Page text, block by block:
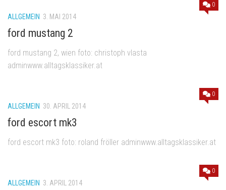
0
ALLGEMEIN 3. MAI 2014
ford mustang 2
ford mustang 2, wien foto: christoph vlasta
adminwww.alltagsklassiker.at
0
ALLGEMEIN 30. APRIL 2014
ford escort mk3
ford escort mk3 foto: roland fröller adminwww.alltagsklassiker.at
0
ALLGEMEIN 3. APRIL 2014